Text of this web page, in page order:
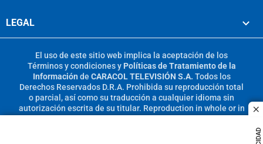
LEGAL
El uso de este sitio web implica la aceptación de los
Términos y condicionesy Políticas de Tratamiento de la
Información de CARACOL TELEVISIÓN S.A. Todos los
Derechos Reservados D.R.A. Prohibida su reproducción total
o parcial, así como su traducción a cualquier idioma sin
autorización escrita de su titular. Reproduction in whole or in